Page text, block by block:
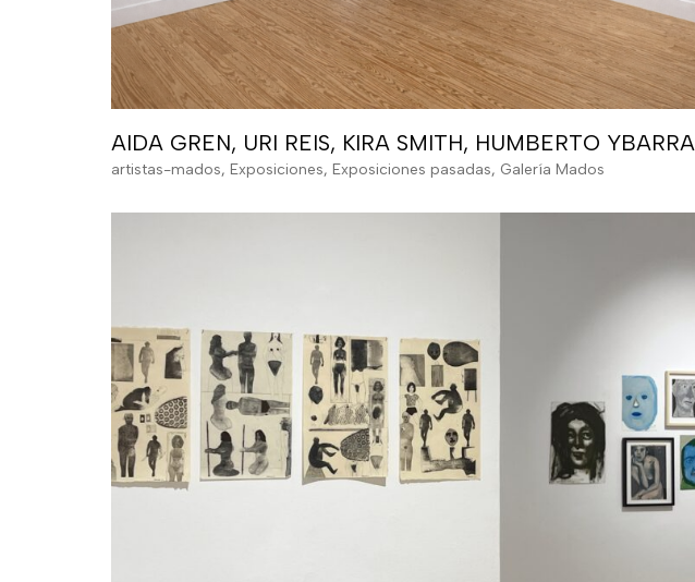
AIDA GREN, URI REIS, KIRA SMITH, HUMBERTO YBARRA
artistas-mados, Exposiciones, Exposiciones pasadas, Galería Mados